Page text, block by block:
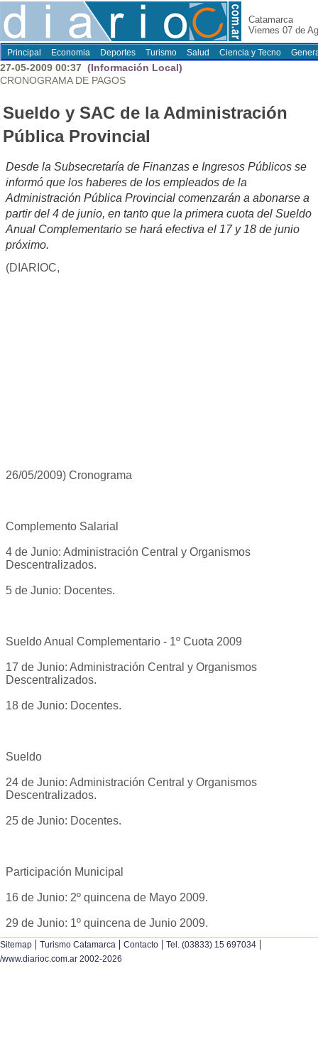
Catamarca
Viernes 07 de
Principal Economia Deportes Turismo Salud Ciencia y Tecno
27-05-2009 00:37 (Información Local)
CRONOGRAMA DE PAGOS
Sueldo y SAC de la Administración
Pública Provincial
Desde la Subsecretaría de Finanzas e Ingresos Públicos se
informó que los haberes de los empleados de la
Administración Pública Provincial comenzarán a abonarse a
partir del 4 de junio, en tanto que la primera cuota del Sueldo
Anual Complementario se hará efectiva el 17 y 18 de junio
próximo.
(DIARIOC,
26/05/2009) Cronograma
Complemento Salarial
4 de Junio: Administración Central y Organismos
Descentralizados.
5 de Junio: Docentes.
Sueldo Anual Complementario - 1º Cuota 2009
17 de Junio: Administración Central y Organismos
Descentralizados.
18 de Junio: Docentes.
Sueldo
24 de Junio: Administración Central y Organismos
Descentralizados.
25 de Junio: Docentes.
Participación Municipal
16 de Junio: 2º quincena de Mayo 2009.
29 de Junio: 1º quincena de Junio 2009.
Sitemap | Turismo Catamarca | Contacto | Tel. (03833) 15 697034 |
/www.diarioc.com.ar 2002-2026